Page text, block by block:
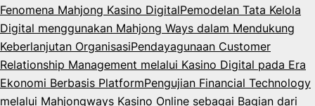
Fenomena Mahjong Kasino DigitalPemodelan Tata Kelola
Digital menggunakan Mahjong Ways dalam Mendukung
Keberlanjutan OrganisasiPendayagunaan Customer
Relationship Management melalui Kasino Digital pada Era
Ekonomi Berbasis PlatformPengujian Financial Technology
melalui Mahjongways Kasino Online sebagai Bagian dari